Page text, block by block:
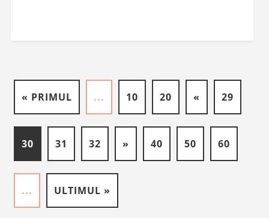
« PRIMUL ... 10 20 « 29
30 31 32 » 40 50 60
... ULTIMUL »